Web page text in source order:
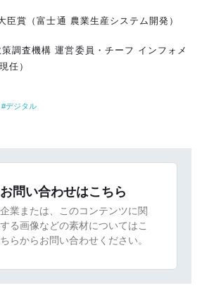
臣賞（富士通 農業生産システム開発）
調査機構 運営委員・チーフ インフォメ
任）
デジタル
お問い合わせはこちら
企業または、このコンテンツに関
する画像などの素材についてはこ
ちらからお問い合わせください。